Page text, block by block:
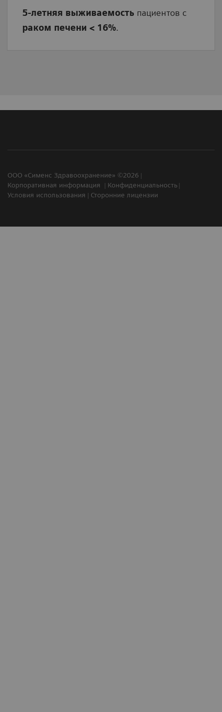
5-летняя выживаемость пациентов с
раком печени < 16%.
ООО «Сименс Здравоохранение» ©2026
Корпоративная информация
Конфиденциальность
Условия использования
Сторонние лицензии